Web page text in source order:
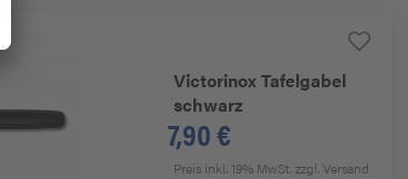
VictorinoxTafelgabel
schwarz
7,90 €
Preis inkl. 19% MwSt.zzgl. Versand